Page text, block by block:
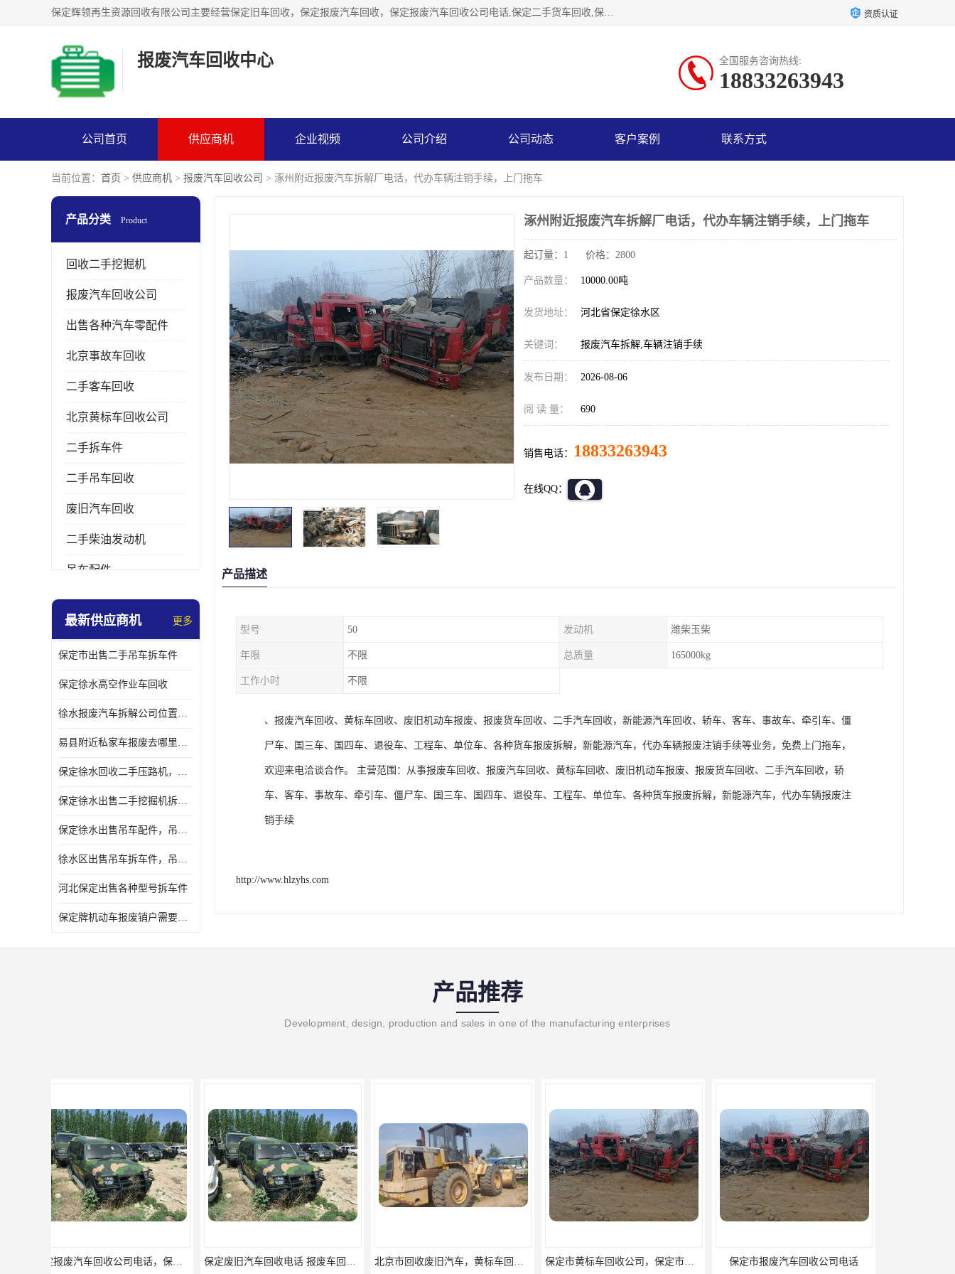
保定辉领再生资源回收有限公司主要经营保定旧车回收，保定报废汽车回收，保定报废汽车回收公司电话,保定二手货车回收,保定黄标车回收, 保定黄标车回收，保定哪里收报废车，保定废旧汽车回收，保定汽车报废手续办理，保定汽车解体厂。将通过采取区域限行促进淘汰、经济补助激励新、加大上路*法处罚、加强达标排放监管等综合措施，对老旧机动车逐步实行末位淘汰，加快老旧机动车淘汰新 资质认证
报废汽车回收中心 全国服务咨询热线:
18833263943
公司首页 供应商机 企业视频 公司介绍 公司动态 客户案例 联系方式
当前位置： 首页 > 供应商机 > 报废汽车回收公司 > 涿州附近报废汽车拆解厂电话，代办车辆注销手续，上门拖车
产品分类 Product
回收二手挖掘机
报废汽车回收公司
出售各种汽车零配件
北京事故车回收
二手客车回收
北京黄标车回收公司
二手拆车件
二手吊车回收
废旧汽车回收
二手柴油发动机
吊车配件
挖掘机拆车件
最新供应商机 更多
保定市出售二手吊车拆车件
保定徐水高空作业车回收
徐水报废汽车拆解公司位置，出售二手拆车件发动机
易县附近私家车报废去哪里，咨询车辆销户流程电话
保定徐水回收二手压路机，压路机拆解市场在哪
保定徐水出售二手挖掘机拆车件，挖掘机配件，液压件出售
保定徐水出售吊车配件，吊车拆车件出售
徐水区出售吊车拆车件，吊车液压件，吊车发动机变速箱出售
河北保定出售各种型号拆车件
保定牌机动车报废销户需要带哪些手续，流程咨询
涿州附近报废汽车拆解厂电话，代办车辆注销手续，上门拖车
起订量：1 价格：2800
产品数量： 10000.00吨
发货地址： 河北省保定徐水区
关键词： 报废汽车拆解,车辆注销手续
发布日期： 2026-08-06
阅 读 量： 690
销售电话： 18833263943
在线QQ：
产品描述
型号 50 发动机 潍柴玉柴
年限 不限 总质量 165000kg
工作小时 不限
、报废汽车回收、黄标车回收、废旧机动车报废、报废货车回收、二手汽车回收，新能源汽车回收、轿车、客车、事故车、牵引车、僵
尸车、国三车、国四车、退役车、工程车、单位车、各种货车报废拆解，新能源汽车，代办车辆报废注销手续等业务，免费上门拖车，
欢迎来电洽谈合作。 主营范围：从事报废车回收、报废汽车回收、黄标车回收、废旧机动车报废、报废货车回收、二手汽车回收，轿
车、客车、事故车、牵引车、僵尸车、国三车、国四车、退役车、工程车、单位车、各种货车报废拆解，新能源汽车，代办车辆报废注
销手续
http://www.hlzyhs.com
产品推荐
Development, design, production and sales in one of the manufacturing enterprises
保定废旧汽车回收电话 报废车回收公司 保定市报废汽车回收公司电话